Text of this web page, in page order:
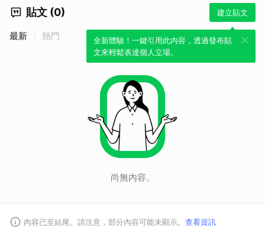
貼文 (0) 建立貼文
全新體驗！一鍵引用此內容，透過發布貼
文來輕鬆表達個人立場。
最新 熱門
尚無內容。
內容已至結尾。請注意，部分內容可能未顯示。 查看資訊